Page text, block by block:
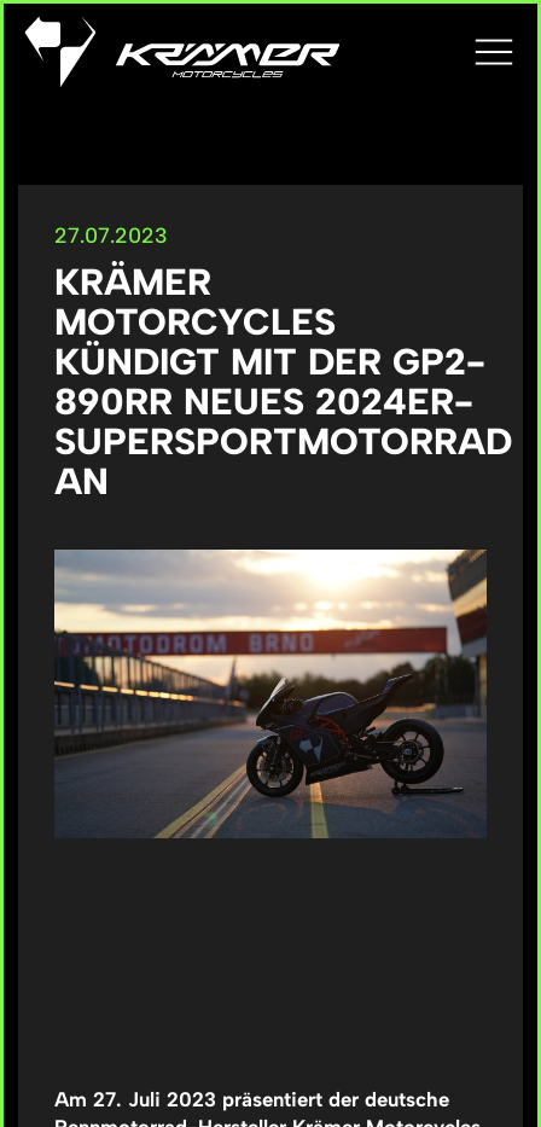
27.07.2023
KRÄMER
MOTORCYCLES
KÜNDIGT MIT DER GP2-
890RR NEUES 2024ER-
SUPERSPORTMOTORRAD
AN
Am 27. Juli 2023 präsentiert der deutsche